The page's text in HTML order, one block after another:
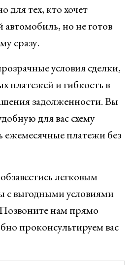
для тех, кто хочет
но не готов
сразу.
условия сделки,
платежей и гибкость в
задолженности. Вы
для вас схему
ежемесячные платежи без
легковым
с выгодными условиями
нам прямо
проконсультируем вас